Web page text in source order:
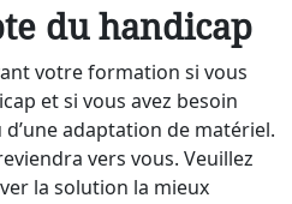
du handicap
votre formation si vous
et si vous avez besoin
adaptation de matériel.
vers vous. Veuillez
la solution la mieux